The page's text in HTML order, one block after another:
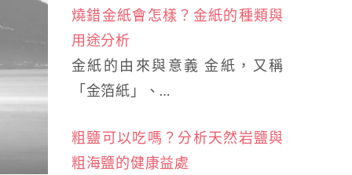
燒錯金紙會怎樣？金紙的種類與
用途分析
金紙的由來與意義 金紙，又稱
「金箔紙」、…
粗鹽可以吃嗎？分析天然岩鹽與
粗海鹽的健康益處